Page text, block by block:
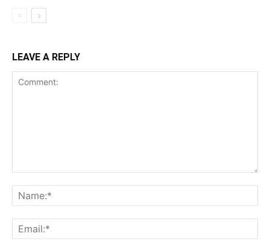
LEAVE A REPLY